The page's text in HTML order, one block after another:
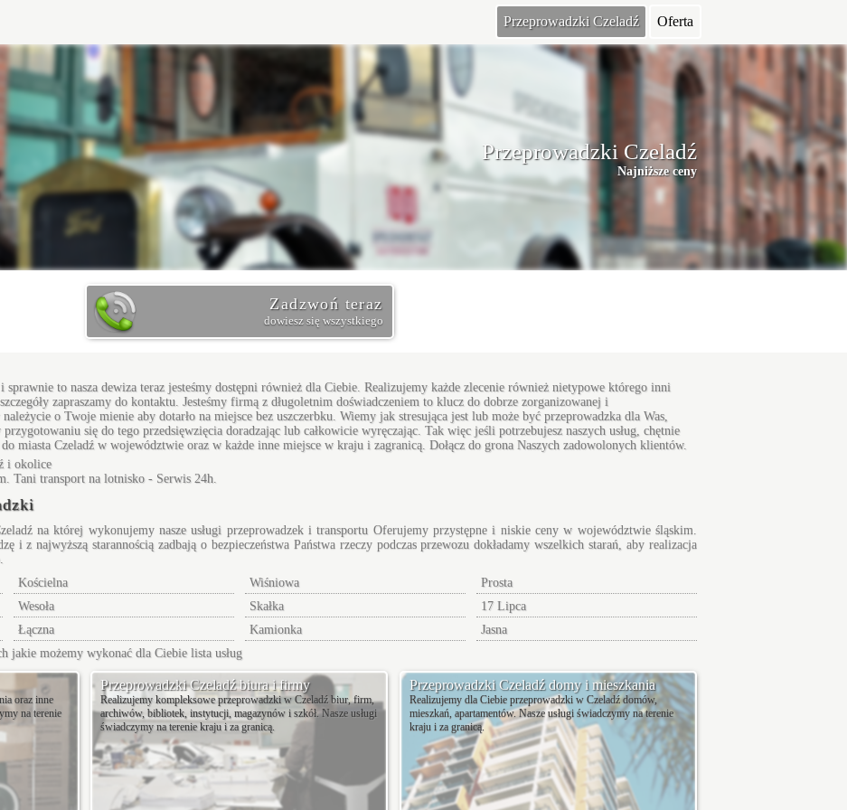
Przeprowadzki Czeladź Oferta
Przeprowadzki Czeladź
Najniższe ceny
Zadzwoń teraz
dowiesz się wszystkiego
sprawnie to nasza dewiza teraz jesteśmy dostępni również dla Ciebie. Realizujemy każde zlecenie również nietypowe którego inni
zapraszamy do kontaktu. Jesteśmy firmą z długoletnim doświadczeniem to klucz do dobrze zorganizowanej i
o Twoje mienie aby dotarło na miejsce bez uszczerbku. Wiemy jak stresująca jest lub może być przeprowadzka dla Was,
się do tego przedsięwzięcia doradzając lub całkowicie wyręczając. Tak więc jeśli potrzebujesz naszych usług, chętnie
miasta Czeladź w województwie oraz w każde inne miejsce w kraju i zagranicą. Dołącz do grona Naszych zadowolonych klientów.
i okolice
Tani transport na lotnisko - Serwis 24h.
na której wykonujemy nasze usługi przeprowadzek i transportu Oferujemy przystępne i niskie ceny w województwie śląskim.
i z najwyższą starannością zadbają o bezpieczeństwa Państwa rzeczy podczas przewozu dokładamy wszelkich starań, aby realizacja
Kościelna Wiśniowa
Prosta
Wesoła Skałka
17 Lipca
Łączna Kamionka
Jasna
jakie możemy wykonać dla Ciebielista usług
oraz inne
na terenie
Przeprowadzki Czeladź biura i firmy
Realizujemy kompleksowe przeprowadzki w Czeladź biur, firm,
archiwów, bibliotek, instytucji, magazynów i szkół. Nasze usługi
świadczymy na terenie kraju i za granicą.
Przeprowadzki Czeladź domy i mieszkania
Realizujemy dla Ciebie przeprowadzki w Czeladź domów,
mieszkań, apartamentów. Nasze usługi świadczymy na terenie
kraju i za granicą.